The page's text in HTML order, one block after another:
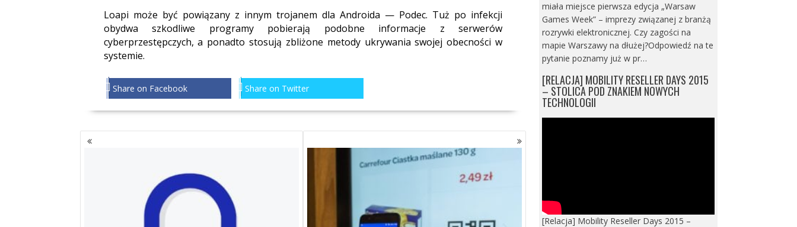
Loapi może być powiązany z innym trojanem dla Androida — Podec. Tuż po infekcji
obydwa szkodliwe programy pobierają podobne informacje z serwerów
cyberprzestępczych, a ponadto stosują zbliżone metody ukrywania swojej obecności w
systemie.
Share on Facebook Share on Twitter
NAWIGACJA
PO
miała miejsce pierwsza edycja „Warsaw
Games Week” – imprezy związanej z branżą
rozrywki elektronicznej. Czy zagości na
mapie Warszawy na dłużej?Odpowiedź na te
pytanie poznamy już w pr…
[RELACJA] MOBILITY RESELLER DAYS 2015
– STOLICA POD ZNAKIEM NOWYCH
TECHNOLOGII
[Relacja] Mobility Reseller Days 2015 –